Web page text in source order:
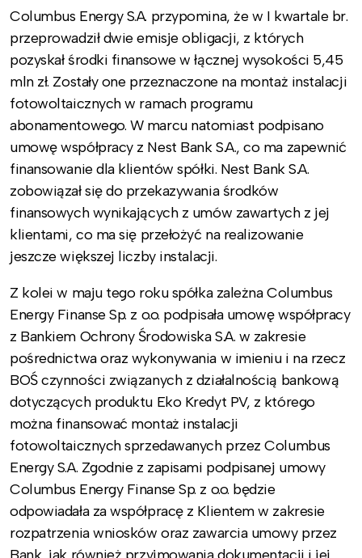
Columbus Energy S.A. przypomina, że w I kwartale br.
przeprowadził dwie emisje obligacji, z których
pozyskał środki finansowe w łącznej wysokości 5,45
mln zł. Zostały one przeznaczone na montaż instalacji
fotowoltaicznych w ramach programu
abonamentowego. W marcu natomiast podpisano
umowę współpracy z Nest Bank S.A., co ma zapewnić
finansowanie dla klientów spółki. Nest Bank S.A.
zobowiązał się do przekazywania środków
finansowych wynikających z umów zawartych z jej
klientami, co ma się przełożyć na realizowanie
jeszcze większej liczby instalacji.
Z kolei w maju tego roku spółka zależna Columbus
Energy Finanse Sp. z o.o. podpisała umowę współpracy
z Bankiem Ochrony Środowiska S.A. w zakresie
pośrednictwa oraz wykonywania w imieniu i na rzecz
BOŚ czynności związanych z działalnością bankową
dotyczących produktu Eko Kredyt PV, z którego
można finansować montaż instalacji
fotowoltaicznych sprzedawanych przez Columbus
Energy S.A. Zgodnie z zapisami podpisanej umowy
Columbus Energy Finanse Sp. z o.o. będzie
odpowiadała za współpracę z Klientem w zakresie
rozpatrzenia wniosków oraz zawarcia umowy przez
Bank, jak również przyjmowania dokumentacji i jej